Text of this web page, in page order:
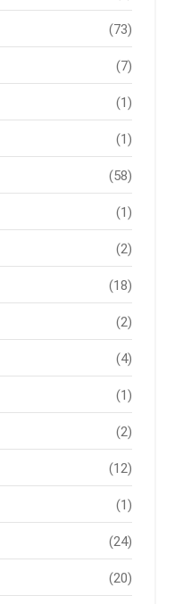
(73)
(7)
(1)
(1)
(58)
(1)
(2)
(18)
(2)
(4)
(1)
(2)
(12)
(1)
(24)
(20)